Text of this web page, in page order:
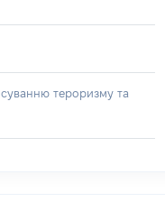
тероризму та